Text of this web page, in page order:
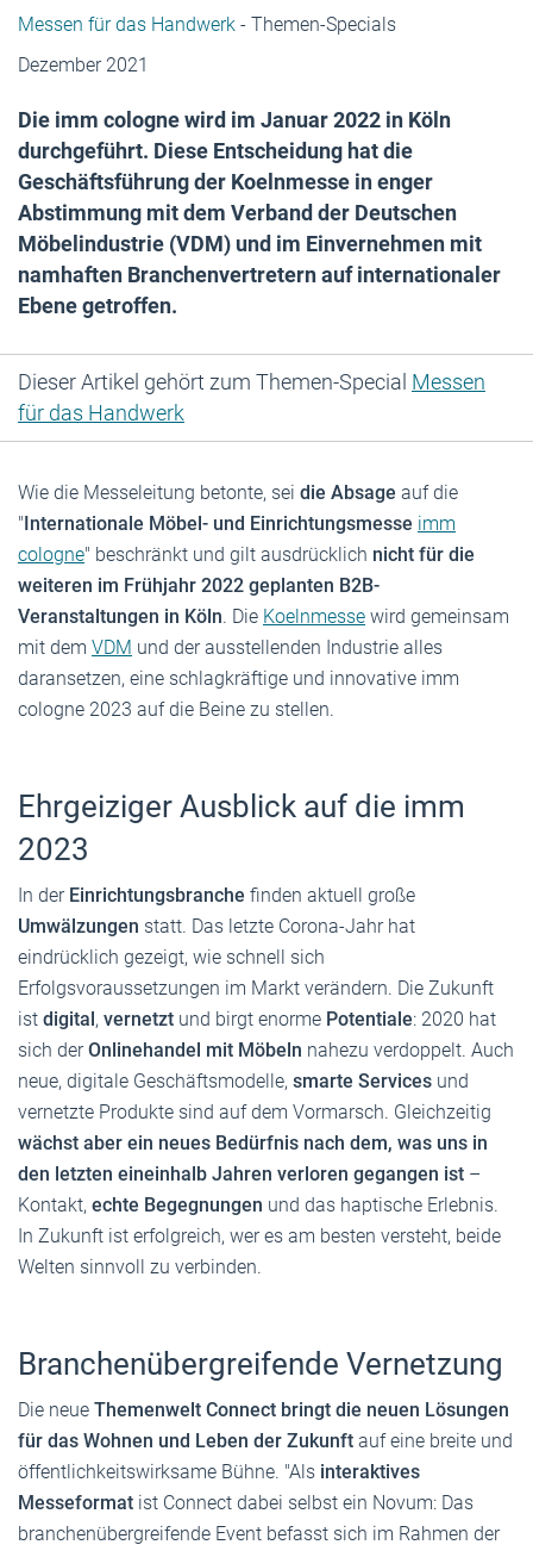
Messen für das Handwerk - Themen-Specials
Dezember 2021
Die imm cologne wird im Januar 2022 in Köln
durchgeführt. Diese Entscheidung hat die
Geschäftsführung der Koelnmesse in enger
Abstimmung mit dem Verband der Deutschen
Möbelindustrie (VDM) und im Einvernehmen mit
namhaften Branchenvertretern auf internationaler
Ebene getroffen.
Dieser Artikel gehört zum Themen-Special Messen
für das Handwerk
Wie die Messeleitung betonte, sei die Absage auf die
"Internationale Möbel- und Einrichtungsmesse imm
cologne" beschränkt und gilt ausdrücklich nicht für die
weiteren im Frühjahr 2022 geplanten B2B-
Veranstaltungen in Köln. Die Koelnmesse wird gemeinsam
mit dem VDM und der ausstellenden Industrie alles
daransetzen, eine schlagkräftige und innovative imm
cologne 2023 auf die Beine zu stellen.
Ehrgeiziger Ausblick auf die imm
2023
In der Einrichtungsbranche finden aktuell große
Umwälzungen statt. Das letzte Corona-Jahr hat
eindrücklich gezeigt, wie schnell sich
Erfolgsvoraussetzungen im Markt verändern. Die Zukunft
ist digital, vernetzt und birgt enorme Potentiale: 2020 hat
sich derOnlinehandel mit Möbeln nahezu verdoppelt. Auch
neue, digitale Geschäftsmodelle, smarte Services und
vernetzte Produkte sind auf dem Vormarsch. Gleichzeitig
wächst aber ein neues Bedürfnis nach dem, was uns in
den letzten eineinhalb Jahren verloren gegangen ist –
Kontakt, echte Begegnungen und das haptische Erlebnis.
In Zukunft ist erfolgreich, wer es am besten versteht, beide
Welten sinnvoll zu verbinden.
Branchenübergreifende Vernetzung
Die neue Themenwelt Connect bringt die neuen Lösungen
für das Wohnen und Leben der Zukunft auf eine breite und
öffentlichkeitswirksame Bühne. "Als interaktives
Messeformat ist Connect dabei selbst ein Novum: Das
branchenübergreifende Event befasst sich im Rahmen der